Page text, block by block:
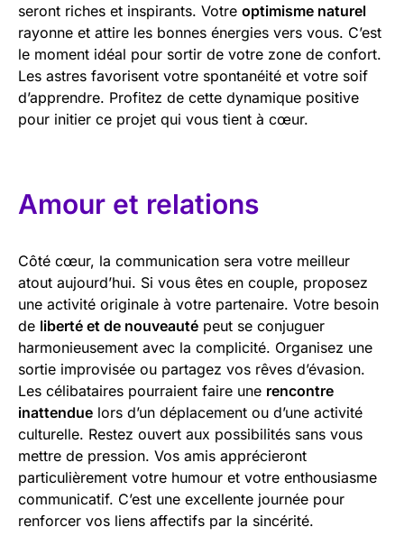
seront riches et inspirants. Votre optimisme naturel
rayonne et attire les bonnes énergies vers vous. C’est
le moment idéal pour sortir de votre zone de confort.
Les astres favorisent votre spontanéité et votre soif
d’apprendre. Profitez de cette dynamique positive
pour initier ce projet qui vous tient à cœur.
Amour et relations
Côté cœur, la communication sera votre meilleur
atout aujourd’hui. Si vous êtes en couple, proposez
une activité originale à votre partenaire. Votre besoin
de liberté et de nouveauté peut se conjuguer
harmonieusement avec la complicité. Organisez une
sortie improvisée ou partagez vos rêves d’évasion.
Les célibataires pourraient faire une rencontre
inattendue lors d’un déplacement ou d’une activité
culturelle. Restez ouvert aux possibilités sans vous
mettre de pression. Vos amis apprécieront
particulièrement votre humour et votre enthousiasme
communicatif. C’est une excellente journée pour
renforcer vos liens affectifs par la sincérité.